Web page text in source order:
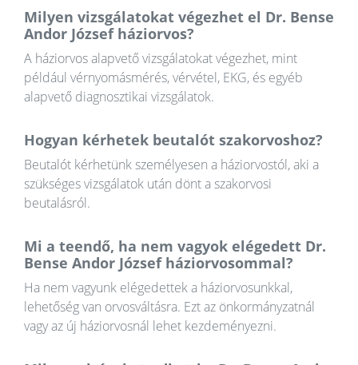
Milyen vizsgálatokat végezhet el Dr. Bense
Andor József háziorvos?
A háziorvos alapvető vizsgálatokat végezhet, mint
például vérnyomásmérés, vérvétel, EKG, és egyéb
alapvető diagnosztikai vizsgálatok.
Hogyan kérhetek beutalót szakorvoshoz?
Beutalót kérhetünk személyesen a háziorvostól, aki a
szükséges vizsgálatok után dönt a szakorvosi
beutalásról.
Mi a teendő, ha nem vagyok elégedett Dr.
Bense Andor József háziorvosommal?
Ha nem vagyunk elégedettek a háziorvosunkkal,
lehetőség van orvosváltásra. Ezt az önkormányzatnál
vagy az új háziorvosnál lehet kezdeményezni.